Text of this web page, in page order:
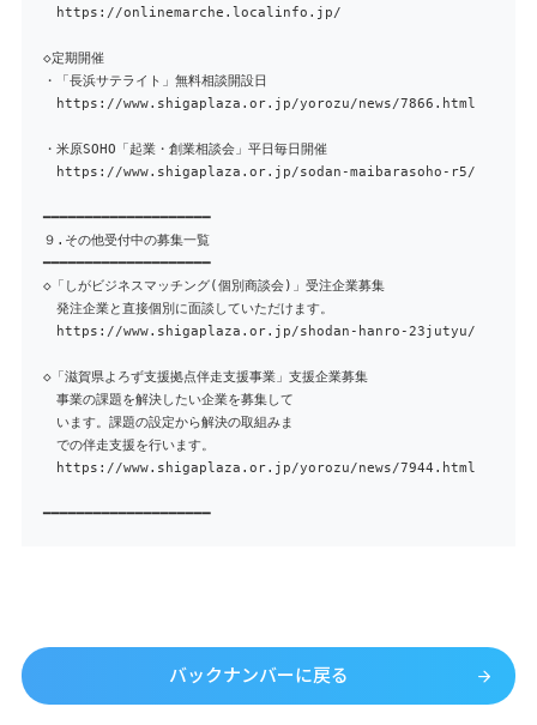
https://onlinemarche.localinfo.jp/
◇定期開催
・「長浜サテライト」無料相談開設日
https://www.shigaplaza.or.jp/yorozu/news/7866.html
・米原SOHO「起業・創業相談会」平日毎日開催
https://www.shigaplaza.or.jp/sodan-maibarasoho-r5/
━━━━━━━━━━━━━━━━━━━━
９.その他受付中の募集一覧
━━━━━━━━━━━━━━━━━━━━
◇「しがビジネスマッチング(個別商談会)」受注企業募集
発注企業と直接個別に面談していただけます。
https://www.shigaplaza.or.jp/shodan-hanro-23jutyu/
◇「滋賀県よろず支援拠点伴走支援事業」支援企業募集
事業の課題を解決したい企業を募集して
います。課題の設定から解決の取組みま
での伴走支援を行います。
https://www.shigaplaza.or.jp/yorozu/news/7944.html
━━━━━━━━━━━━━━━━━━━━
バックナンバーに戻る